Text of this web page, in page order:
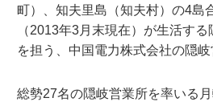
町）、知夫里島（知夫村）の4島
（2013年3月末現在）が生活す
を担う、中国電力株式会社の隠岐
総勢27名の隠岐営業所を率いる